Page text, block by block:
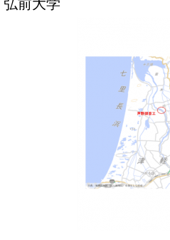
弘前大学